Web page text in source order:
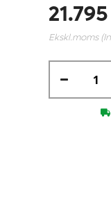
Ekskl.moms